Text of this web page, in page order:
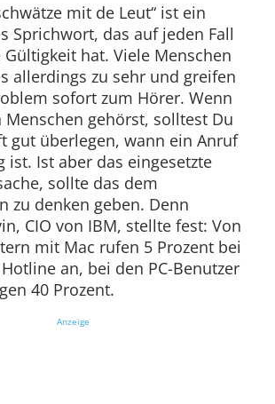
mit de Leut“ ist ein
Sprichwort, das auf jeden Fall
Gültigkeit hat. Viele Menschen
allerdings zu sehr und greifen
sofort zum Hörer. Wenn
Menschen gehörst, solltest Du
gut überlegen, wann ein Anruf
ist. Ist aber das eingesetzte
sollte das dem
zu denken geben. Denn
CIO von IBM, stellte fest: Von
mit Mac rufen 5 Prozent bei
an, bei den PC-Benutzer
40 Prozent.
Anzeige